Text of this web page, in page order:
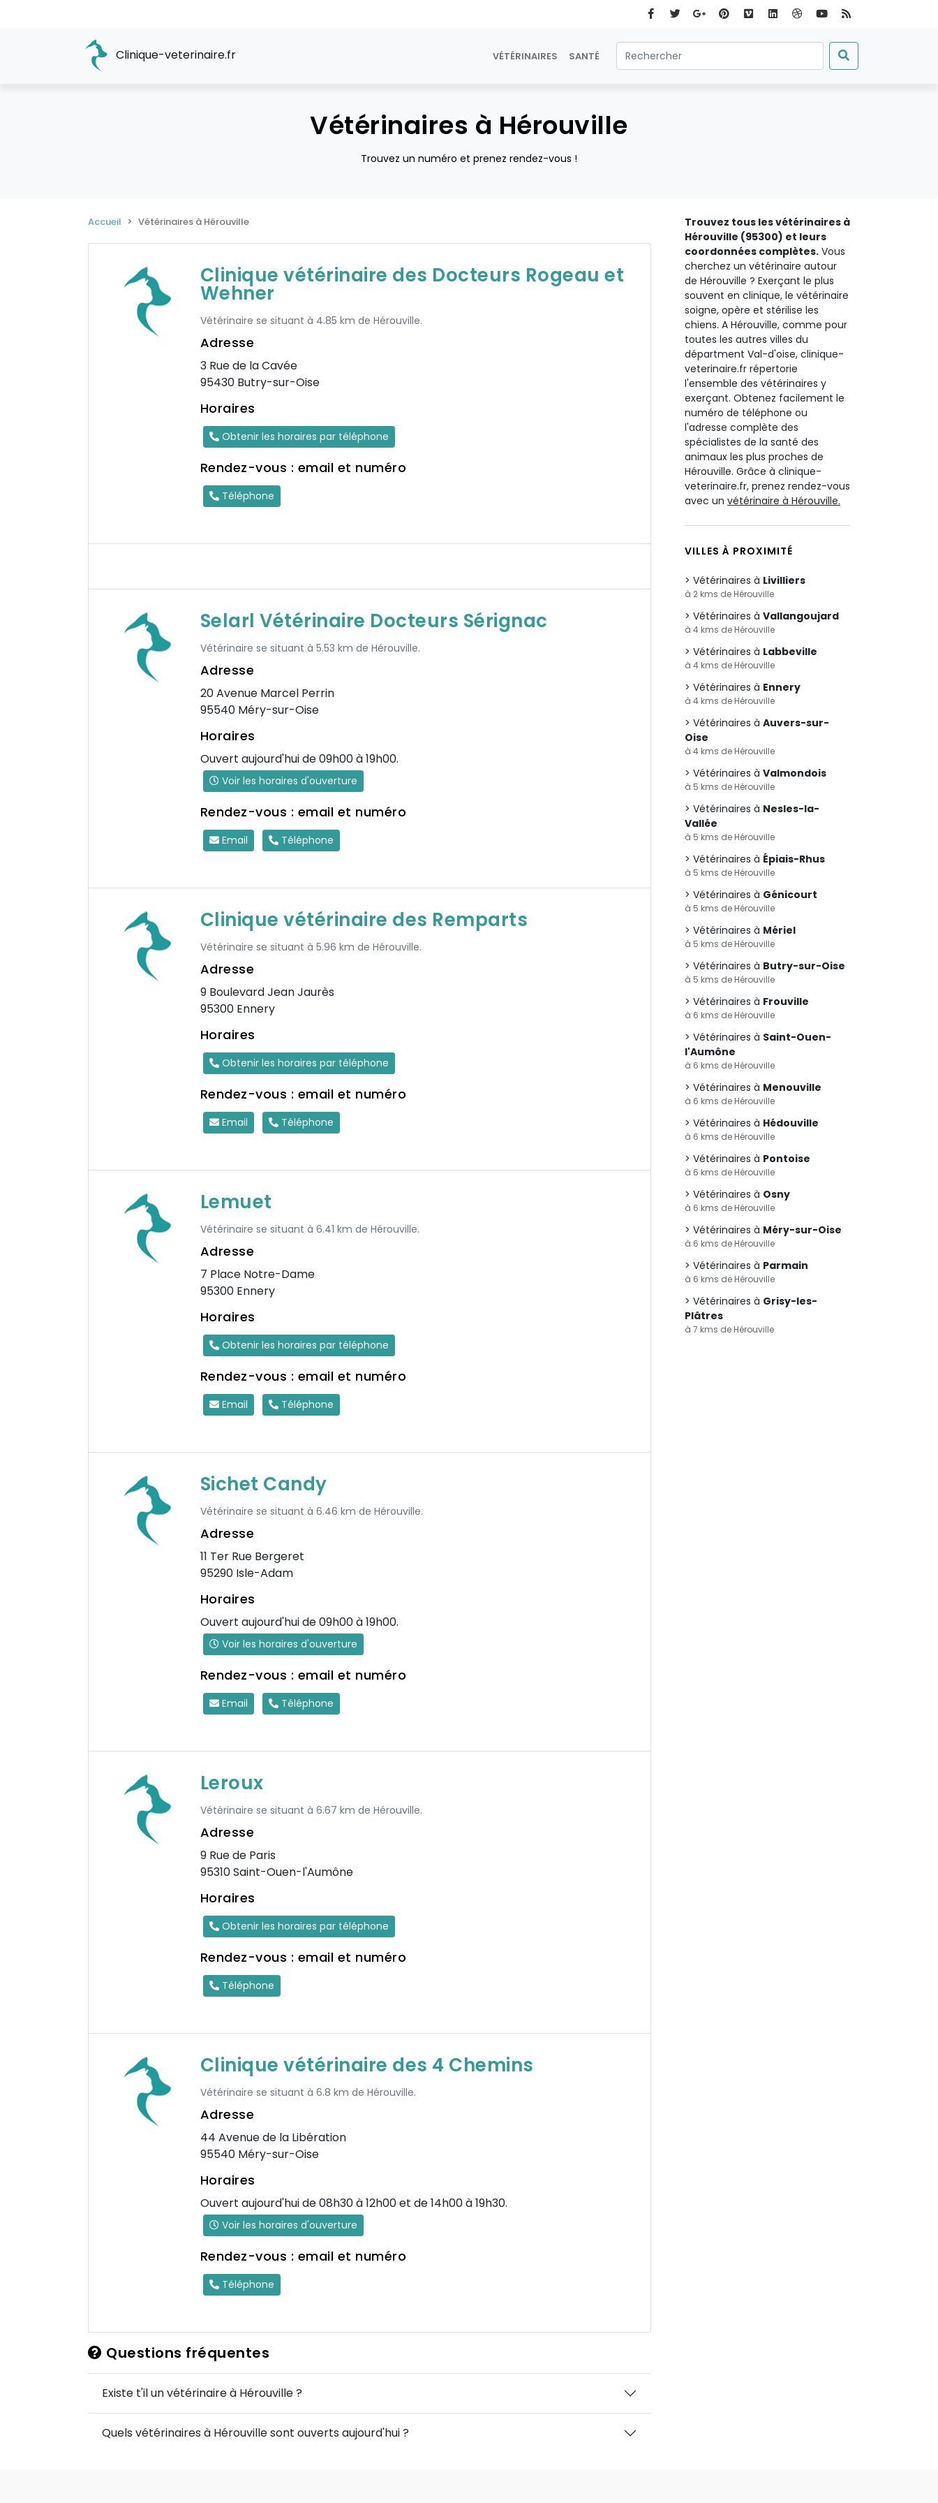
Clinique-veterinaire.fr VÉTÉRINAIRES SANTÉ
Vétérinaires à Hérouville
Trouvez un numéro et prenez rendez-vous !
Accueil Vétérinaires à Hérouville
Clinique vétérinaire des Docteurs Rogeau et
Wehner
Vétérinaire se situant à 4.85 km de Hérouville.
Adresse
3 Rue de la Cavée
95430 Butry-sur-Oise
Horaires
Obtenir les horaires par téléphone
Rendez-vous : email et numéro
Téléphone
Selarl Vétérinaire Docteurs Sérignac
Vétérinaire se situant à 5.53 km de Hérouville.
Adresse
20 Avenue Marcel Perrin
95540 Méry-sur-Oise
Horaires
Ouvert aujourd'hui de 09h00 à 19h00.
Voir les horaires d'ouverture
Rendez-vous : email et numéro
Email Téléphone
Clinique vétérinaire des Remparts
Vétérinaire se situant à 5.96 km de Hérouville.
Adresse
9 Boulevard Jean Jaurès
95300 Ennery
Horaires
Obtenir les horaires par téléphone
Rendez-vous : email et numéro
Email Téléphone
Lemuet
Vétérinaire se situant à 6.41 km de Hérouville.
Adresse
7 Place Notre-Dame
95300 Ennery
Horaires
Obtenir les horaires par téléphone
Rendez-vous : email et numéro
Email Téléphone
Sichet Candy
Vétérinaire se situant à 6.46 km de Hérouville.
Adresse
11 Ter Rue Bergeret
95290 Isle-Adam
Horaires
Ouvert aujourd'hui de 09h00 à 19h00.
Voir les horaires d'ouverture
Rendez-vous : email et numéro
Email Téléphone
Leroux
Vétérinaire se situant à 6.67 km de Hérouville.
Adresse
9 Rue de Paris
95310 Saint-Ouen-l'Aumône
Horaires
Obtenir les horaires par téléphone
Rendez-vous : email et numéro
Téléphone
Clinique vétérinaire des 4 Chemins
Vétérinaire se situant à 6.8 km de Hérouville.
Adresse
44 Avenue de la Libération
95540 Méry-sur-Oise
Horaires
Ouvert aujourd'hui de 08h30 à 12h00 et de 14h00 à 19h30.
Voir les horaires d'ouverture
Rendez-vous : email et numéro
Téléphone
Questions fréquentes
Existe t'il un vétérinaire à Hérouville ?
Quels vétérinaires à Hérouville sont ouverts aujourd'hui ?
Trouvez tous les vétérinaires à
Hérouville (95300) et leurs
coordonnées complètes. Vous
cherchez un vétérinaire autour
de Hérouville ? Exerçant le plus
souvent en clinique, le vétérinaire
soigne, opère et stérilise les
chiens. A Hérouville, comme pour
toutes les autres villes du
départment Val-d'oise, clinique-
veterinaire.fr répertorie
l'ensemble des vétérinaires y
exerçant. Obtenez facilement le
numéro de téléphone ou
l'adresse complète des
spécialistes de la santé des
animaux les plus proches de
Hérouville. Grâce à clinique-
veterinaire.fr, prenez rendez-vous
avec un vétérinaire à Hérouville.
VILLES À PROXIMITÉ
Vétérinaires à Livilliers
à 2 kms de Hérouville
Vétérinaires à Vallangoujard
à 4 kms de Hérouville
Vétérinaires à Labbeville
à 4 kms de Hérouville
Vétérinaires à Ennery
à 4 kms de Hérouville
Vétérinaires à Auvers-sur-
Oise
à 4 kms de Hérouville
Vétérinaires à Valmondois
à 5 kms de Hérouville
Vétérinaires à Nesles-la-
Vallée
à 5 kms de Hérouville
Vétérinaires à Épiais-Rhus
à 5 kms de Hérouville
Vétérinaires à Génicourt
à 5 kms de Hérouville
Vétérinaires à Mériel
à 5 kms de Hérouville
Vétérinaires à Butry-sur-Oise
à 5 kms de Hérouville
Vétérinaires à Frouville
à 6 kms de Hérouville
Vétérinaires à Saint-Ouen-
l'Aumône
à 6 kms de Hérouville
Vétérinaires à Menouville
à 6 kms de Hérouville
Vétérinaires à Hédouville
à 6 kms de Hérouville
Vétérinaires à Pontoise
à 6 kms de Hérouville
Vétérinaires à Osny
à 6 kms de Hérouville
Vétérinaires à Méry-sur-Oise
à 6 kms de Hérouville
Vétérinaires à Parmain
à 6 kms de Hérouville
Vétérinaires à Grisy-les-
Plâtres
à 7 kms de Hérouville